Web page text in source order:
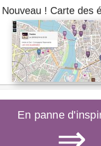
Nouveau ! Carte des
En panne